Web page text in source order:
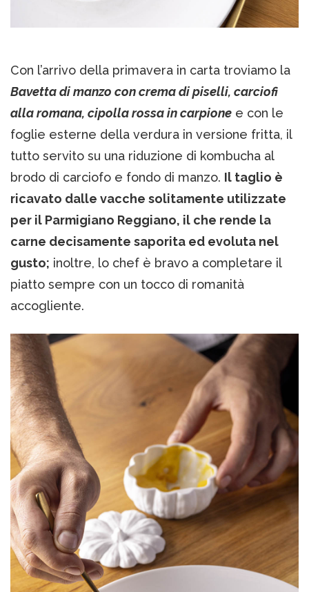
Con l’arrivo della primavera in carta troviamo la
Bavetta di manzo con crema di piselli, carciofi
alla romana, cipolla rossa in carpione e con le
foglie esterne della verdura in versione fritta, il
tutto servito su una riduzione di kombucha al
brodo di carciofo e fondo di manzo. Il taglio è
ricavato dalle vacche solitamente utilizzate
per il Parmigiano Reggiano, il che rende la
carne decisamente saporita ed evoluta nel
gusto; inoltre, lo chef è bravo a completare il
piatto sempre con un tocco di romanità
accogliente.